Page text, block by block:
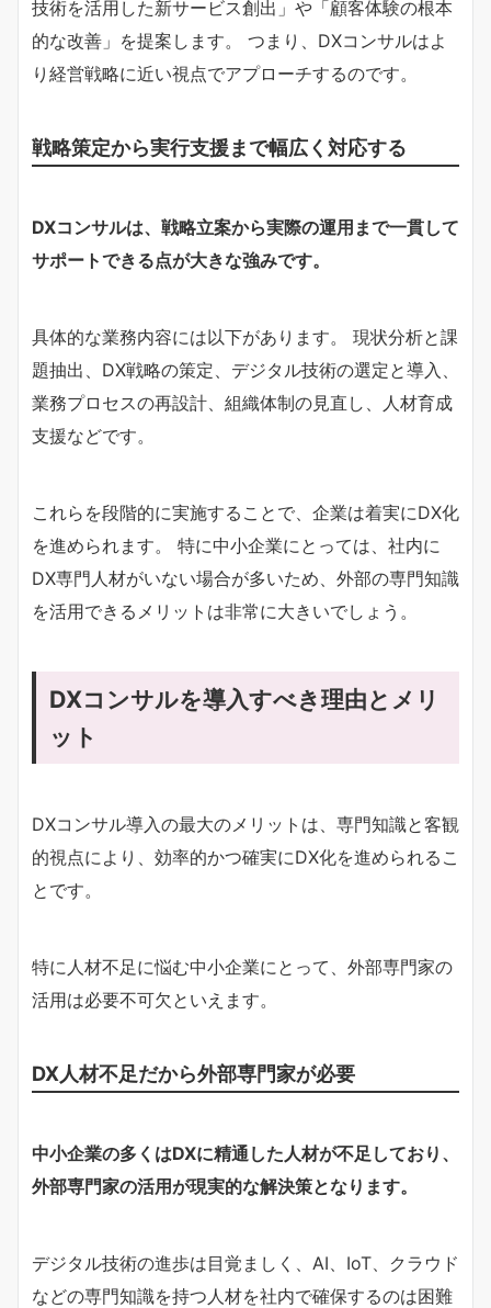
技術を活用した新サービス創出」や「顧客体験の根本
的な改善」を提案します。 つまり、DXコンサルはよ
り経営戦略に近い視点でアプローチするのです。
戦略策定から実行支援まで幅広く対応する
DXコンサルは、戦略立案から実際の運用まで一貫して
サポートできる点が大きな強みです。
具体的な業務内容には以下があります。 現状分析と課
題抽出、DX戦略の策定、デジタル技術の選定と導入、
業務プロセスの再設計、組織体制の見直し、人材育成
支援などです。
これらを段階的に実施することで、企業は着実にDX化
を進められます。 特に中小企業にとっては、社内に
DX専門人材がいない場合が多いため、外部の専門知識
を活用できるメリットは非常に大きいでしょう。
DXコンサルを導入すべき理由とメリ
ット
DXコンサル導入の最大のメリットは、専門知識と客観
的視点により、効率的かつ確実にDX化を進められるこ
とです。
特に人材不足に悩む中小企業にとって、外部専門家の
活用は必要不可欠といえます。
DX人材不足だから外部専門家が必要
中小企業の多くはDXに精通した人材が不足しており、
外部専門家の活用が現実的な解決策となります。
デジタル技術の進歩は目覚ましく、AI、IoT、クラウド
などの専門知識を持つ人材を社内で確保するのは困難